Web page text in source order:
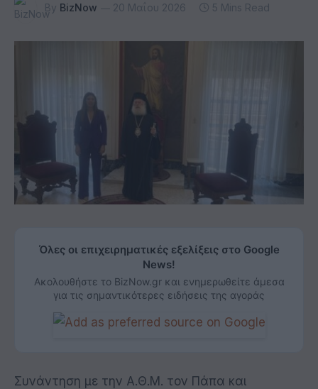
By BizNow 20 Μαΐου 2026 5 Mins Read
Όλες οι επιχειρηματικές εξελίξεις στο Google
News!
Ακολουθήστε το BizNow.gr και ενημερωθείτε άμεσα
για τις σημαντικότερες ειδήσεις της αγοράς
Συνάντηση με την Α.Θ.Μ. τον Πάπα και